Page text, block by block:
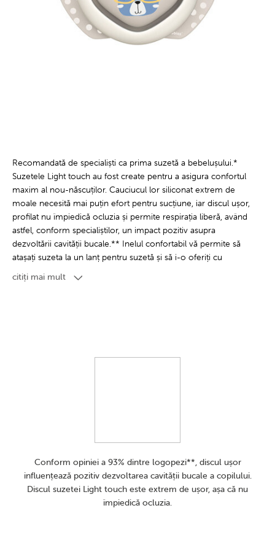
Recomandată de specialiști ca prima suzetă a bebelușului.*
Suzetele Light touch au fost create pentru a asigura confortul
maxim al nou-născuților. Cauciucul lor siliconat extrem de
moale necesită mai puțin efort pentru sucțiune, iar discul ușor,
profilat nu împiedică ocluzia și permite respirația liberă, având
astfel, conform specialiștilor, un impact pozitiv asupra
dezvoltării cavității bucale.** Inelul confortabil vă permite să
atașați suzeta la un lanț pentru suzetă și să i-o oferiți cu
curate cu ajutorul cutiei moderne, care poate fi utilizată pentru
Se poate steriliza într-un sterilizator cu abur
citiți mai mult
Conform opiniei a 93% dintre logopezi**, discul ușor
influențează pozitiv dezvoltarea cavității bucale a copilului.
Discul suzetei Light touch este extrem de ușor, așa că nu
împiedică ocluzia.